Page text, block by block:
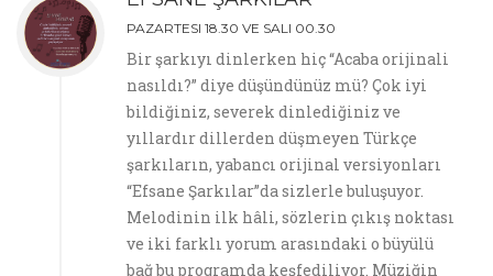
PAZARTESI 18.30 VE SALI 00.30
Bir şarkıyı dinlerken hiç “Acaba orijinali
nasıldı?” diye düşündünüz mü? Çok iyi
bildiğiniz, severek dinlediğiniz ve
yıllardır dillerden düşmeyen Türkçe
şarkıların, yabancı orijinal versiyonları
“Efsane Şarkılar”da sizlerle buluşuyor.
Melodinin ilk hâli, sözlerin çıkış noktası
ve iki farklı yorum arasındaki o büyülü
bağ bu programda keşfediliyor. Müziğin